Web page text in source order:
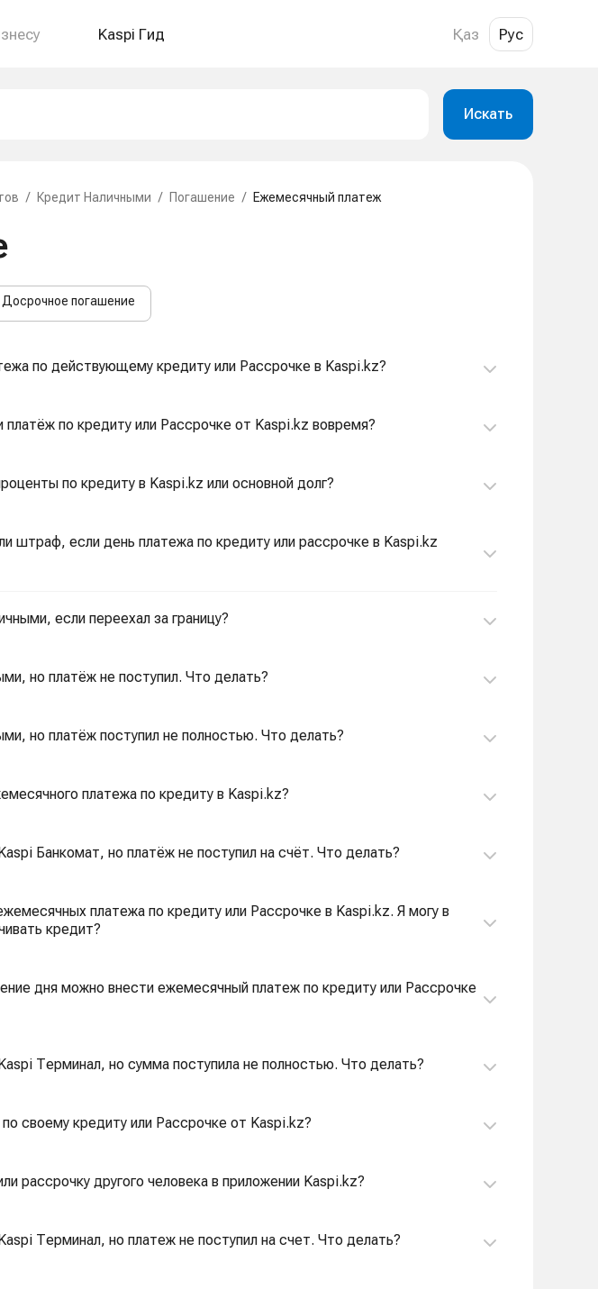
Kaspi Гид Қаз Рус
Искать
/ Кредит Наличными / Погашение / Ежемесячный платеж
Досрочное погашение
по действующему кредиту или Рассрочке в Kaspi.kz?
по кредиту или Рассрочке от Kaspi.kz вовремя?
по кредиту в Kaspi.kz или основной долг?
штраф, если день платежа по кредиту или рассрочке в Kaspi.kz
если переехал за границу?
но платёж не поступил. Что делать?
но платёж поступил не полностью. Что делать?
платежа по кредиту в Kaspi.kz?
Банкомат, но платёж не поступил на счёт. Что делать?
платежа по кредиту или Рассрочке в Kaspi.kz. Я могу в
кредит?
дня можно внести ежемесячный платеж по кредиту или Рассрочке
Терминал, но сумма поступила не полностью. Что делать?
своему кредиту или Раcсрочке от Kaspi.kz?
рассрочку другого человека в приложении Kaspi.kz?
Терминал, но платеж не поступил на счет. Что делать?